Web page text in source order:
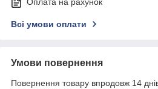
Оплата на рахунок
Всі умови оплати
Умови повернення
Повернення товару впродовж 14